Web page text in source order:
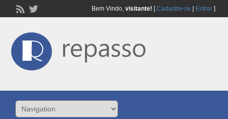
Bem Vindo, visitante! [Cadastre-se Entrar]